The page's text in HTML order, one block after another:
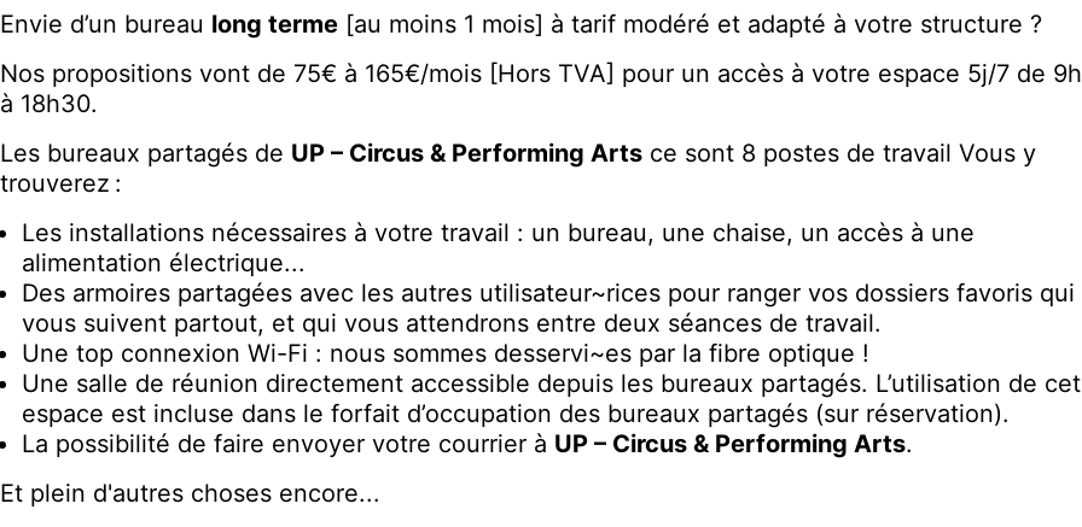
Envie d’un bureau long terme [au moins 1 mois] à tarif modéré et adapté à votre structure ?
Nos propositions vont de 75€ à 165€/mois [Hors TVA] pour un accès à votre espace 5j/7 de 9h
à 18h30.
Les bureaux partagés de UP – Circus & Performing Arts ce sont 8 postes de travail Vous y
trouverez :
Les installations nécessaires à votre travail : un bureau, une chaise, un accès à une
alimentation électrique...
Des armoires partagées avec les autres utilisateur~rices pour ranger vos dossiers favoris qui
vous suivent partout, et qui vous attendrons entre deux séances de travail.
Une top connexion Wi-Fi : nous sommes desservi~es par la fibre optique !
Une salle de réunion directement accessible depuis les bureaux partagés. L’utilisation de cet
espace est incluse dans le forfait d’occupation des bureaux partagés (sur réservation).
La possibilité de faire envoyer votre courrier à UP – Circus & Performing Arts.
Et plein d'autres choses encore...